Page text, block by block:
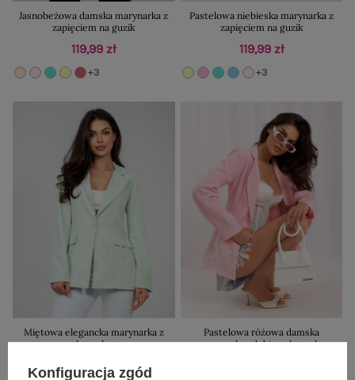
Jasnobeżowa damska marynarka z
zapięciem na guzik
119,99 zł
+3
Pastelowa niebieska marynarka z
zapięciem na guzik
119,99 zł
+3
Miętowa elegancka marynarka z
koronką
119,99 zł
Pastelowa różowa damska
marynarka zdobiona koronką
Konfiguracja zgód